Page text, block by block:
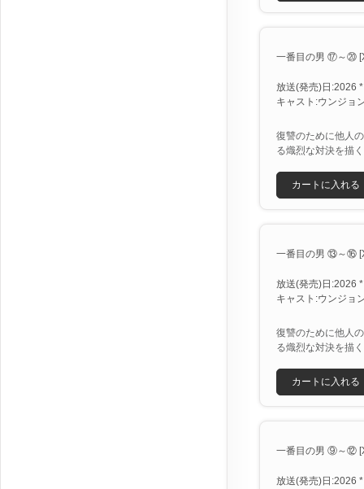
一番目の男 ⑰～⑳
放送(発売)日:2026
キャスト:ウンジョ
復讐のために他人
る熾烈な対決を描
カートに入れる
一番目の男 ⑬～⑯
放送(発売)日:2026
キャスト:ウンジョ
復讐のために他人
る熾烈な対決を描
カートに入れる
一番目の男 ⑨～⑫
放送(発売)日:2026